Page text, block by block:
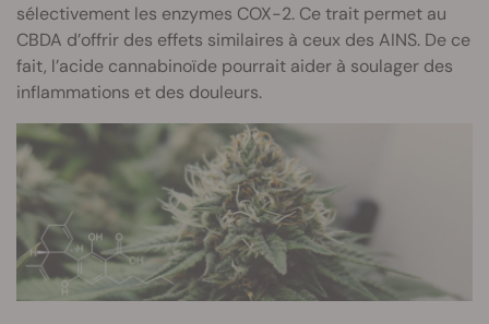
sélectivement les enzymes COX-2. Ce trait permet au
CBDA d’offrir des effets similaires à ceux des AINS. De ce
fait, l’acide cannabinoïde pourrait aider à soulager des
inflammations et des douleurs.